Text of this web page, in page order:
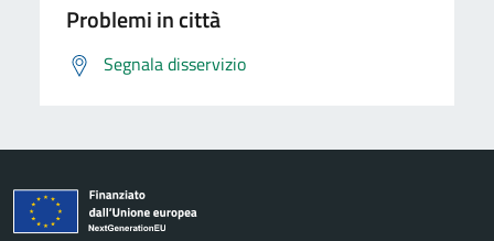
Problemi in città
Segnala disservizio